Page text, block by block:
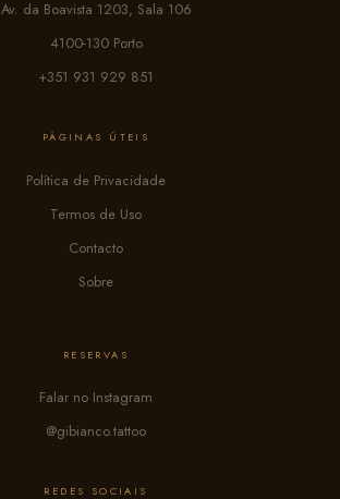
Av. da Boavista 1203, Sala 106
4100-130 Porto
+351 931 929 851
PÁGINAS ÚTEIS
Política de Privacidade
Termos de Uso
Contacto
Sobre
RESERVAS
Falar no Instagram
@gibianco.tattoo
REDES SOCIAIS